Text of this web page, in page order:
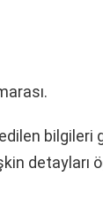
bilgileri
detayları